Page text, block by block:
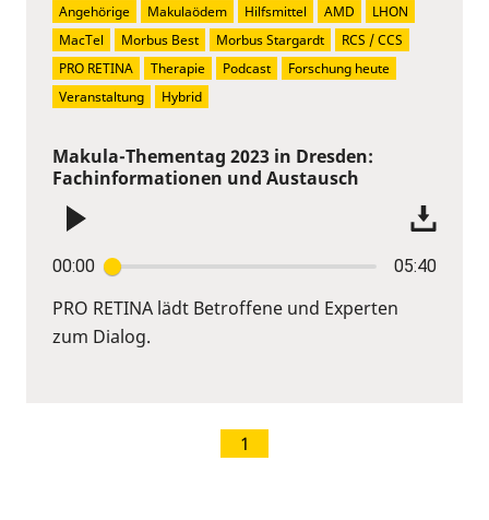
Makula-Thementag 2023 in Dresden:
Fachinformationen und Austausch
00:00 05:40
PRO RETINA lädt Betroffene und Experten
zum Dialog.
Angehörige Makulaödem Hilfsmittel AMD
LHON
MacTel
Morbus Best Morbus Stargardt
RCS / CCS
PRO RETINA
Therapie Podcast
Forschung heute
Veranstaltung
Hybrid
1